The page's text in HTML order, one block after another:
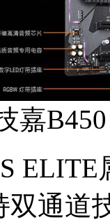
嘉
双通道